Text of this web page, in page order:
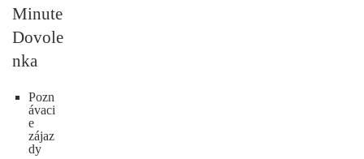
Minute
Dovole
nka
Pozn
ávaci
e
zájaz
dy